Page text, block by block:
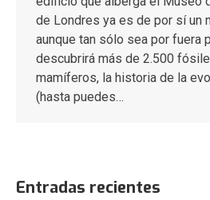
de Londres ya es de por sí un
aunque tan sólo sea por fuera
descubrirá más de 2.500
mamíferos, la historia de la
(hasta puedes…
Entradas recientes